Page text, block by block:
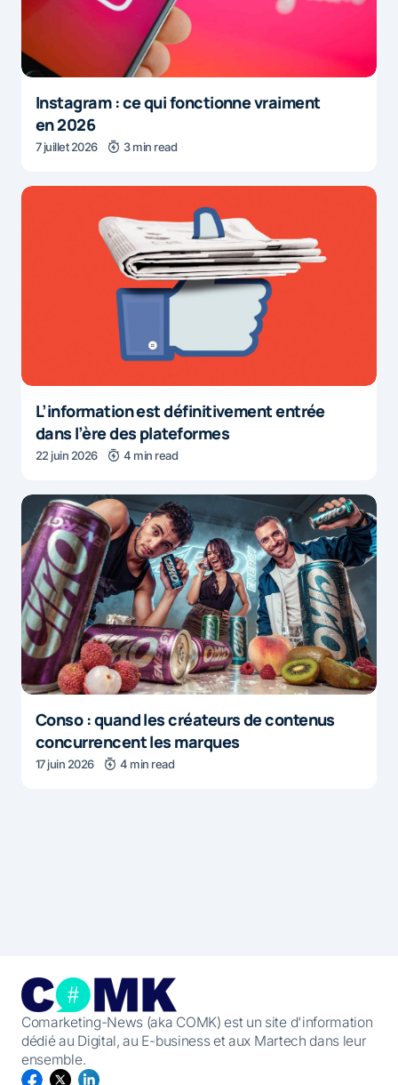
Instagram : ce qui fonctionne vraiment
en 2026
7 juillet 2026 3 min read
L’information est définitivement entrée
dans l’ère des plateformes
22 juin 2026 4 min read
Conso : quand les créateurs de contenus
concurrencent les marques
17 juin 2026 4 min read
Comarketing-News (aka COMK) est un site d'information
dédié au Digital, au E-business et aux Martech dans leur
ensemble.